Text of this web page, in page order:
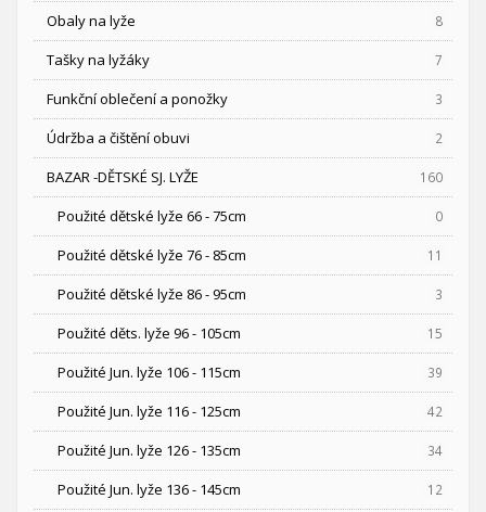
Obaly na lyže 8
Tašky na lyžáky 7
Funkční oblečení a ponožky 3
Údržba a čištění obuvi 2
BAZAR -DĚTSKÉ SJ. LYŽE 160
Použité dětské lyže 66 - 75cm 0
Použité dětské lyže 76 - 85cm 11
Použité dětské lyže 86 - 95cm 3
Použité děts. lyže 96 - 105cm 15
Použité Jun. lyže 106 - 115cm 39
Použité Jun. lyže 116 - 125cm 42
Použité Jun. lyže 126 - 135cm 34
Použité Jun. lyže 136 - 145cm 12